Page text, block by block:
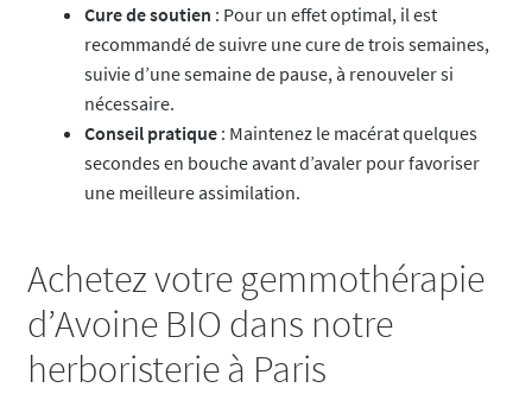
Cure de soutien : Pour un effet optimal, il est
recommandé de suivre une cure de trois semaines,
suivie d’une semaine de pause, à renouveler si
nécessaire.
Conseil pratique: Maintenez le macérat quelques
secondes en bouche avant d’avaler pour favoriser
une meilleure assimilation.
Achetez votre gemmothérapie
d’Avoine BIO dans notre
herboristerie à Paris